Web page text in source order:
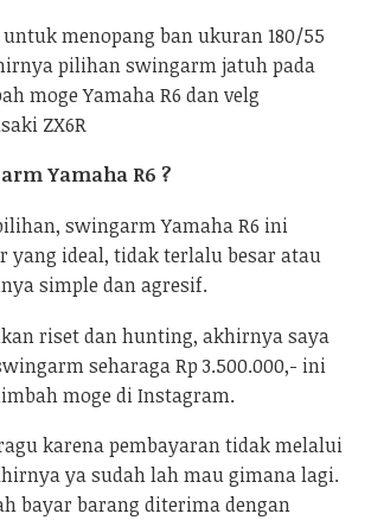
menopang ban ukuran 180/55
pilihan swingarm jatuh pada
moge Yamaha R6 dan velg
ZX6R
Yamaha R6 ?
swingarm Yamaha R6 ini
yang ideal, tidak terlalu besar atau
simple dan agresif.
riset dan hunting, akhirnya saya
seharaga Rp 3.500.000,- ini
moge di Instagram.
karena pembayaran tidak melalui
ya sudah lah mau gimana lagi.
bayar barang diterima dengan